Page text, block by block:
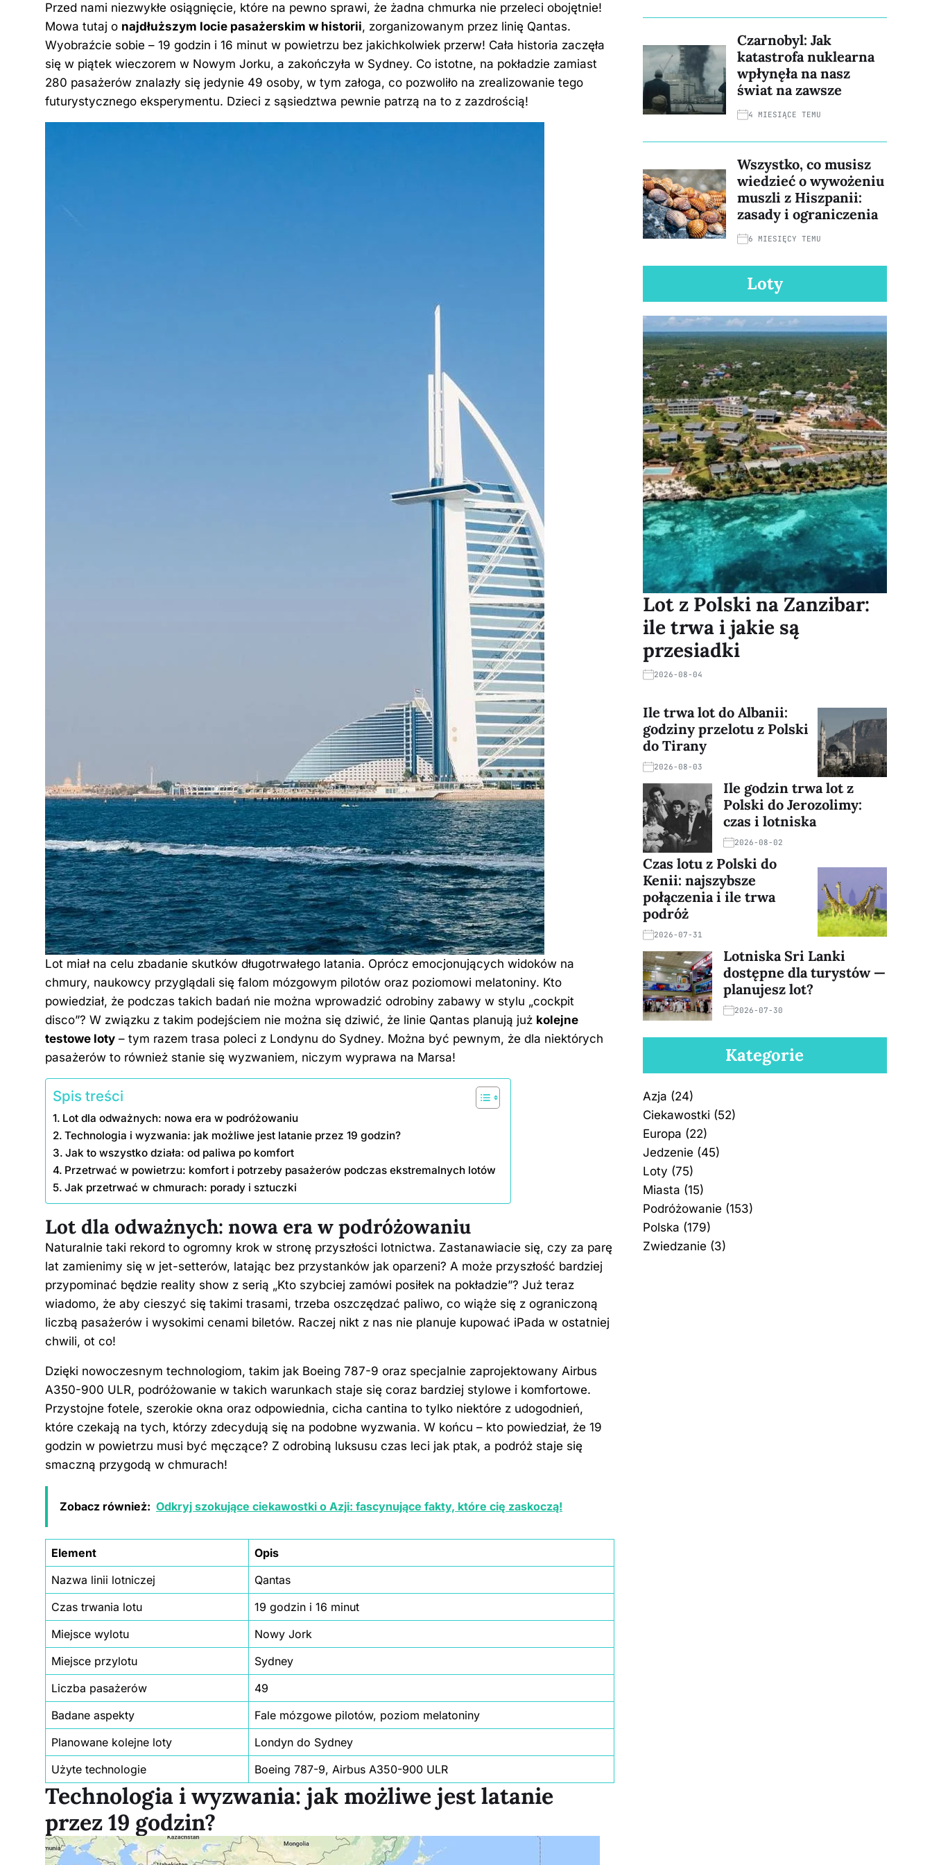
c
e
b
o
o
k
er
e
st
k
e
dI
n
d
di
t
g
g
er
p
y
Li
n
k
Przed nami niezwykłe osiągnięcie, które na pewno sprawi, że żadna chmurka nie przeleci obojętnie!
Mowa tutaj o najdłuższym locie pasażerskim w historii, zorganizowanym przez linię Qantas.
Wyobraźcie sobie – 19 godzin i 16 minut w powietrzu bez jakichkolwiek przerw! Cała historia zaczęła
się w piątek wieczorem w Nowym Jorku, a zakończyła w Sydney. Co istotne, na pokładzie zamiast
280 pasażerów znalazły się jedynie 49 osoby, w tym załoga, co pozwoliło na zrealizowanie tego
futurystycznego eksperymentu. Dzieci z sąsiedztwa pewnie patrzą na to z zazdrością!
Lot miał na celu zbadanie skutków długotrwałego latania. Oprócz emocjonujących widoków na
chmury, naukowcy przyglądali się falom mózgowym pilotów oraz poziomowi melatoniny. Kto
powiedział, że podczas takich badań nie można wprowadzić odrobiny zabawy w stylu „cockpit
disco”? W związku z takim podejściem nie można się dziwić, że linie Qantas planują już kolejne
testowe loty – tym razem trasa poleci z Londynu do Sydney. Można być pewnym, że dla niektórych
pasażerów to również stanie się wyzwaniem, niczym wyprawa na Marsa!
Spis treści
Lot dla odważnych: nowa era w podróżowaniu
Technologia i wyzwania: jak możliwe jest latanie przez 19 godzin?
Jak to wszystko działa: od paliwa po komfort
Przetrwać w powietrzu: komfort i potrzeby pasażerów podczas ekstremalnych lotów
Jak przetrwać w chmurach: porady i sztuczki
Lot dla odważnych: nowa era w podróżowaniu
Naturalnie taki rekord to ogromny krok w stronę przyszłości lotnictwa. Zastanawiacie się, czy za parę
lat zamienimy się w jet-setterów, latając bez przystanków jak oparzeni? A może przyszłość bardziej
przypominać będzie reality show z serią „Kto szybciej zamówi posiłek na pokładzie”? Już teraz
wiadomo, że aby cieszyć się takimi trasami, trzeba oszczędzać paliwo, co wiąże się z ograniczoną
liczbą pasażerów i wysokimi cenami biletów. Raczej nikt z nas nie planuje kupować iPada w ostatniej
chwili, ot co!
Dzięki nowoczesnym technologiom, takim jak Boeing 787-9 oraz specjalnie zaprojektowany Airbus
A350-900 ULR, podróżowanie w takich warunkach staje się coraz bardziej stylowe i komfortowe.
Przystojne fotele, szerokie okna oraz odpowiednia, cicha cantina to tylko niektóre z udogodnień,
które czekają na tych, którzy zdecydują się na podobne wyzwania. W końcu – kto powiedział, że 19
godzin w powietrzu musi być męczące? Z odrobiną luksusu czas leci jak ptak, a podróż staje się
smaczną przygodą w chmurach!
Zobacz również: Odkryj szokujące ciekawostki o Azji: fascynujące fakty, które cię zaskoczą!
Element
Opis
Nazwa linii lotniczej
Qantas
Czas trwania lotu
19 godzin i 16 minut
Miejsce wylotu
Nowy Jork
Miejsce przylotu
Sydney
Liczba pasażerów
49
Badane aspekty
Fale mózgowe pilotów, poziom melatoniny
Planowane kolejne loty
Londyn do Sydney
Użyte technologie
Boeing 787-9, Airbus A350-900 ULR
Technologia i wyzwania: jak możliwe jest latanie
przez 19 godzin?
Czarnobyl: Jak
katastrofa nuklearna
wpłynęła na nasz
świat na zawsze
4 MIESIĄCE TEMU
Wszystko, co musisz
wiedzieć o wywożeniu
muszli z Hiszpanii:
zasady i ograniczenia
6 MIESIĘCY TEMU
Loty
Lot z Polski na Zanzibar:
ile trwa i jakie są
przesiadki
2026-08-04
Ile trwa lot do Albanii:
godziny przelotu z Polski
do Tirany
2026-08-03
Ile godzin trwa lot z
Polski do Jerozolimy:
czas i lotniska
2026-08-02
Czas lotu z Polski do
Kenii: najszybsze
połączenia i ile trwa
podróż
2026-07-31
Lotniska Sri Lanki
dostępne dla turystów —
planujesz lot?
2026-07-30
Kategorie
Azja (24)
Ciekawostki (52)
Europa (22)
Jedzenie (45)
Loty (75)
Miasta (15)
Podróżowanie (153)
Polska (179)
Zwiedzanie (3)